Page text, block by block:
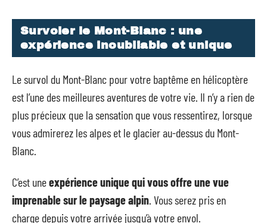
Survoler le Mont-Blanc : une
expérience inoubliable et unique
Le survol du Mont-Blanc pour votre baptême en hélicoptère
est l’une des meilleures aventures de votre vie. Il n’y a rien de
plus précieux que la sensation que vous ressentirez, lorsque
vous admirerez les alpes et le glacier au-dessus du Mont-
Blanc.
C’est uneexpérience unique qui vous offre une vue
imprenable sur le paysage alpin . Vous serez pris en
charge depuis votre arrivée jusqu’à votre envol.